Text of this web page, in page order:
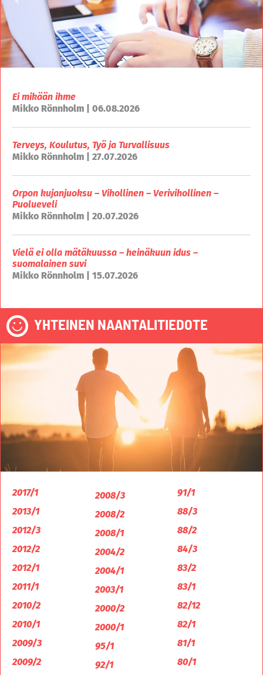
Ei mikään ihme
Mikko Rönnholm | 06.08.2026
Terveys, Koulutus, Työ ja Turvallisuus
Mikko Rönnholm | 27.07.2026
Orpon kujanjuoksu – Vihollinen – Verivihollinen –
Puolueveli
Mikko Rönnholm | 20.07.2026
Vielä ei olla mätäkuussa – heinäkuun idus –
suomalainen suvi
Mikko Rönnholm | 15.07.2026
YHTEINEN NAANTALITIEDOTE
2017/1
2013/1
2012/3
2012/2
2012/1
2011/1
2010/2
2010/1
2009/3
2009/2
2008/3
2008/2
2008/1
2004/2
2004/1
2003/1
2000/2
2000/1
95/1
92/1
91/1
88/3
88/2
84/3
83/2
83/1
82/12
82/1
81/1
80/1